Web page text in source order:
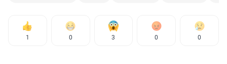
1 0 3 0 0